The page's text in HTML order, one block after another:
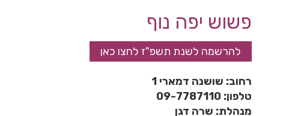
פשוש יפה נוף
להרשמה לשנת תשפ"ז לחצו כאן
רחוב: שושנה דמארי 1
טלפון: 09-7787110
מנהלת: שרה דגן